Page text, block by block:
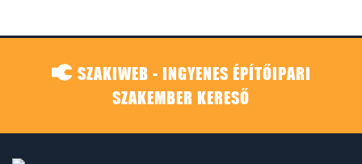
SZAKIWEB - INGYENES ÉPÍTŐIPARI
SZAKEMBER KERESŐ